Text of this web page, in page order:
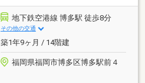
地下鉄空港線 博多駅 徒歩8分
その他の交通
築1年9ヶ月 / 14階建
福岡県福岡市博多区博多駅前４